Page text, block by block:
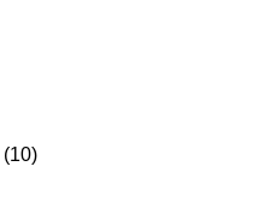
(10)